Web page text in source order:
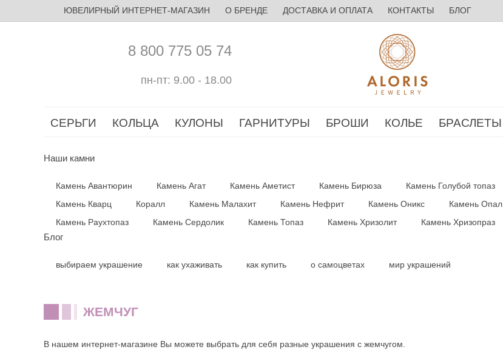
ЮВЕЛИРНЫЙ ИНТЕРНЕТ-МАГАЗИН О БРЕНДЕ ДОСТАВКА И ОПЛАТА КОНТАКТЫ БЛОГ
8 800 775 05 74
пн-пт: 9.00 - 18.00
СЕРЬГИ КОЛЬЦА КУЛОНЫ ГАРНИТУРЫ БРОШИ КОЛЬЕ БРАСЛЕТЫ
Наши камни
Камень Авантюрин Камень Агат Камень Аметист Камень Бирюза Камень Голубой топаз
Камень Кварц
Коралл Камень Малахит Камень Нефрит Камень Оникс Камень Опал
Камень Раухтопаз
Камень Сердолик Камень Топаз Камень Хризолит Камень Хризопраз
Блог
выбираем украшение как ухаживать как купить о самоцветах мир украшений
ЖЕМЧУГ
В нашем интернет-магазине Вы можете выбрать для себя разные украшения с жемчугом